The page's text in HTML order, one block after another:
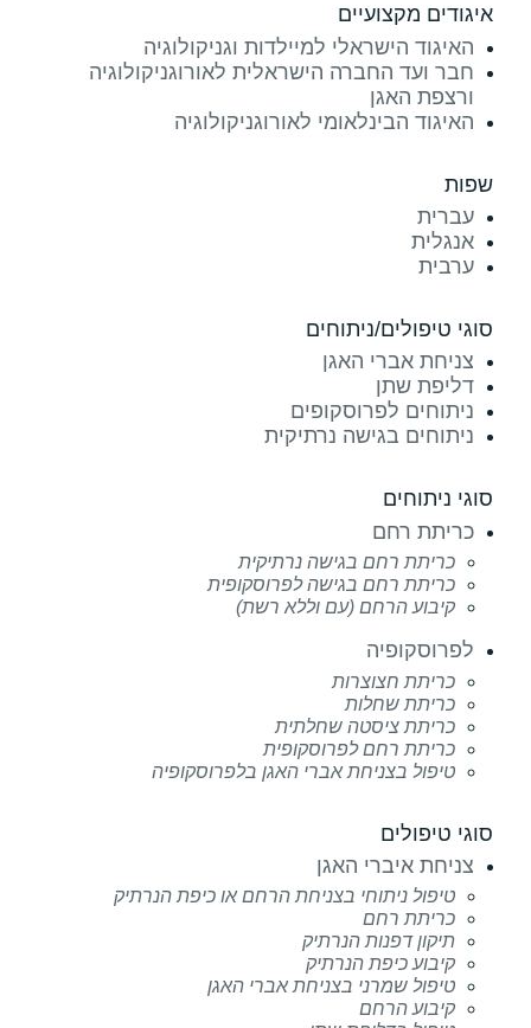
איגודים מקצועיים
האיגוד הישראלי למיילדות וגניקולוגיה
חבר ועד החברה הישראלית לאורוגניקולוגיה
ורצפת האגן
האיגוד הבינלאומי לאורוגניקולוגיה
שפות
עברית
אנגלית
ערבית
סוגי טיפולים/ניתוחים
צניחת אברי האגן
דליפת שתן
ניתוחים לפרוסקופים
ניתוחים בגישה נרתיקית
סוגי ניתוחים
כריתת רחם
כריתת רחם בגישה נרתיקית
כריתת רחם בגישה לפרוסקופית
קיבוע הרחם (עם וללא רשת)
לפרוסקופיה
כריתת חצוצרות
כריתת שחלות
כריתת ציסטה שחלתית
כריתת רחם לפרוסקופית
טיפול בצניחת אברי האגן בלפרוסקופיה
סוגי טיפולים
צניחת איברי האגן
טיפול ניתוחי בצניחת הרחם או כיפת הנרתיק
כריתת רחם
תיקון דפנות הנרתיק
קיבוע כיפת הנרתיק
טיפול שמרני בצניחת אברי האגן
קיבוע הרחם